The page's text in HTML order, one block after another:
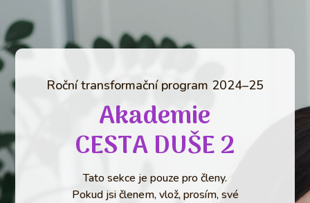
Roční transformační program 2024–25
Akademie
CESTA DUŠE 2
Tato sekce je pouze pro členy.
Pokud jsi členem, vlož, prosím, své